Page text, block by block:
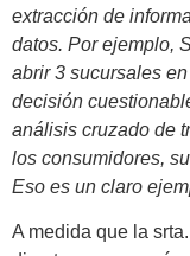
extracción de
datos. Por ejemplo,
abrir 3 sucursales
decisión
análisis cruzado de
los consumidores,
Eso es un claro
A medida que la srta.